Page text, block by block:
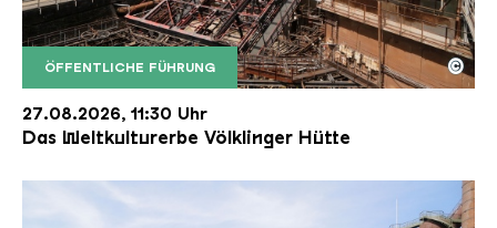
ÖFFENTLICHE FÜHRUNG
Der Erzschrägaufzug der Völklinger Hütte mit
Copyright: Weltkulturerbe Völklinger Hütte | Karl
©
27.08.2026, 11:30 Uhr
Das Weltkulturerbe Völklinger Hütte